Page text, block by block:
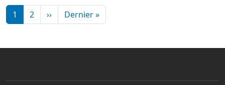
Pagination
1 2 ››Page suivante
Dernier »Dernière page